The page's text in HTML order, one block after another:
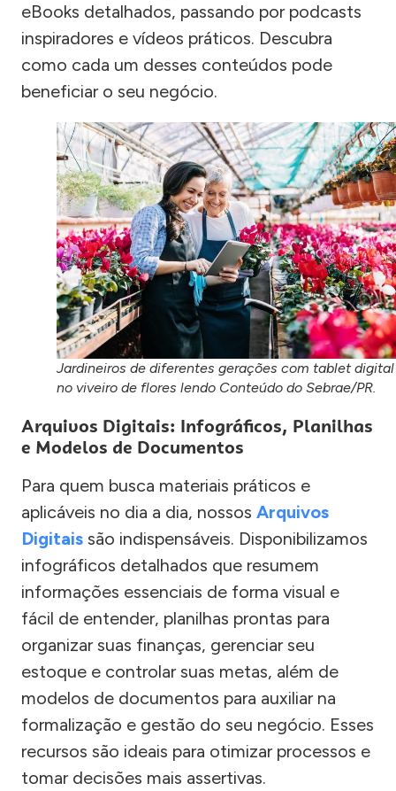
eBooks detalhados, passando por podcasts
inspiradores e vídeos práticos. Descubra
como cada um desses conteúdos pode
beneficiar o seu negócio.
Jardineiros de diferentes gerações com tablet digital
no viveiro de flores lendo Conteúdo do Sebrae/PR.
Arquivos Digitais: Infográficos, Planilhas
e Modelos de Documentos
Para quem busca materiais práticos e
aplicáveis no dia a dia, nossos Arquivos
Digitais são indispensáveis. Disponibilizamos
infográficos detalhados que resumem
informações essenciais de forma visual e
fácil de entender, planilhas prontas para
organizar suas finanças, gerenciar seu
estoque e controlar suas metas, além de
modelos de documentos para auxiliar na
formalização e gestão do seu negócio. Esses
recursos são ideais para otimizar processos e
tomar decisões mais assertivas.